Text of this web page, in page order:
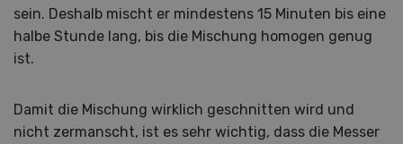
sein. Deshalb mischt er mindestens 15 Minuten bis eine
halbe Stunde lang, bis die Mischung homogen genug
ist.
Damit die Mischung wirklich geschnitten wird und
nicht zermanscht, ist es sehr wichtig, dass die Messer